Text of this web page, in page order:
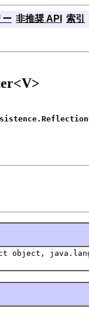
ー 非推奨 API 索引
object,